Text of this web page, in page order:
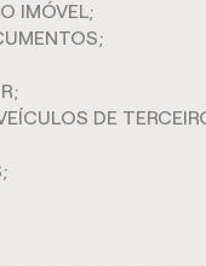
IMÓVEL;
DE